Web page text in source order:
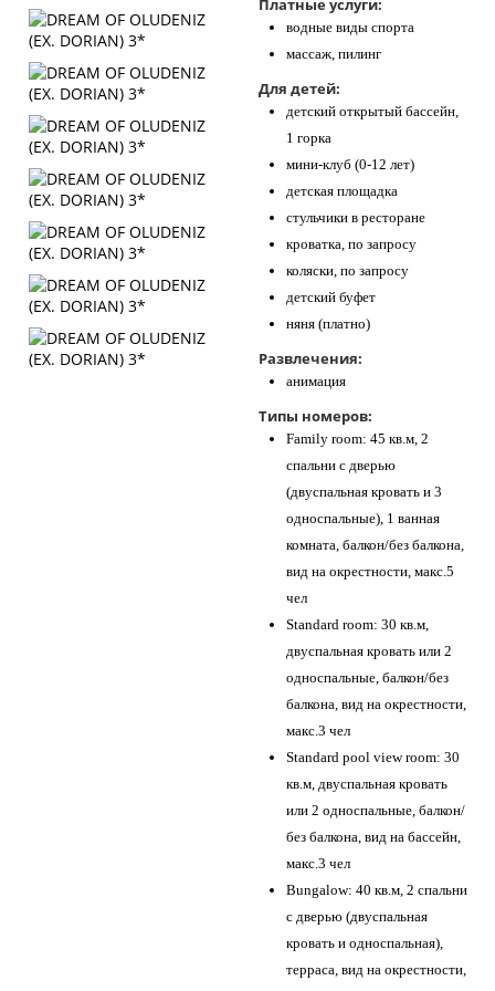
Платные услуги:
водные виды спорта
массаж, пилинг
Для детей:
детский открытый бассейн,
1 горка
мини-клуб (0-12 лет)
детская площадка
стульчики в ресторане
кроватка, по запросу
коляски, по запросу
детский буфет
няня (платно)
Развлечения:
анимация
Типы номеров:
Family room: 45 кв.м, 2
спальни с дверью
(двуспальная кровать и 3
односпальные), 1 ванная
комната, балкон/без балкона,
вид на окрестности, макс.5
чел
Standard room: 30 кв.м,
двуспальная кровать или 2
односпальные, балкон/без
балкона, вид на окрестности,
макс.3 чел
Standard pool view room: 30
кв.м, двуспальная кровать
или 2 односпальные, балкон/
без балкона, вид на бассейн,
макс.3 чел
Bungalow: 40 кв.м, 2 спальни
с дверью (двуспальная
кровать и односпальная),
терраса, вид на окрестности,